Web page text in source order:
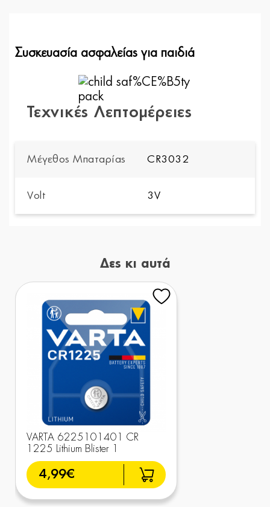
Συσκευασία ασφαλείας για παιδιά
Τεχνικές Λεπτομέρειες
Μέγεθος Μπαταρίας CR3032
Volt 3V
Δες κι αυτά
VARTA 6225101401 CR
1225 Lithium Blister 1
4,99€